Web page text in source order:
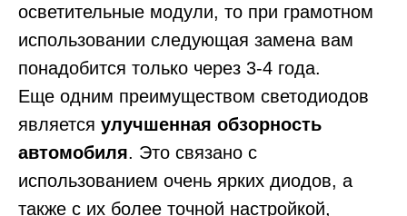
осветительные модули, то при грамотном
использовании следующая замена вам
понадобится только через 3-4 года.
Еще одним преимуществом светодиодов
является улучшенная обзорность
автомобиля. Это связано с
использованием очень ярких диодов, а
также с их более точной настройкой,